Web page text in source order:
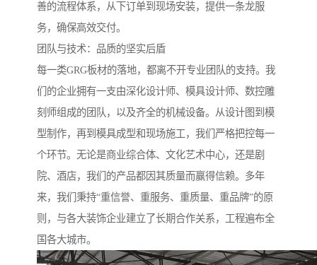
善的流程体系，从下订单到现场安装，提供一条龙服
务，确保高效交付。
团队与技术：品质的坚实后盾
每一类GRG板材的落地，都离不开专业团队的支持。我
们的企业拥有一支由深化设计师、模具设计师、数控雕
刻师组成的团队，以及齐全的机械设备。从设计图到模
型制作，再到模具成型和现场施工，我们严格把控每一
个环节。无论是商业综合体、文化艺术中心，还是剧
院、酒店，我们的产品都因其质量而赢得信赖。多年
来，我们秉持“重信誉、重服务、重质量、重品牌”的原
则，与各大装饰企业建立了长期合作关系，工程遍布全
国各大城市。